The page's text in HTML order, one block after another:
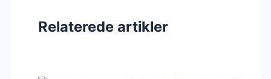
Relaterede artikler